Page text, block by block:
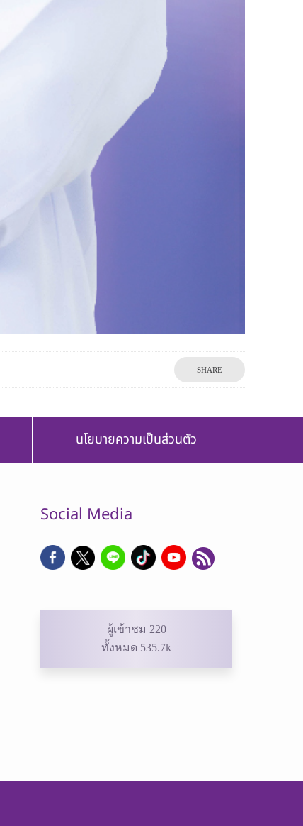
SHARE
นโยบายความเป็นส่วนตัว
Social Media
ผู้เข้าชม 220
ทั้งหมด 535.7k